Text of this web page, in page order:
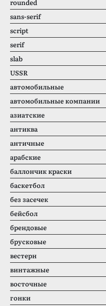
rounded
sans-serif
script
serif
slab
USSR
автомобильные
автомобильные компании
азиатские
антиква
античные
арабские
баллончик краски
баскетбол
без засечек
бейсбол
брендовые
брусковые
вестерн
винтажные
восточные
гонки